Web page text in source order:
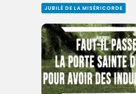
JUBILÉ DE LA MISÉRICORDE